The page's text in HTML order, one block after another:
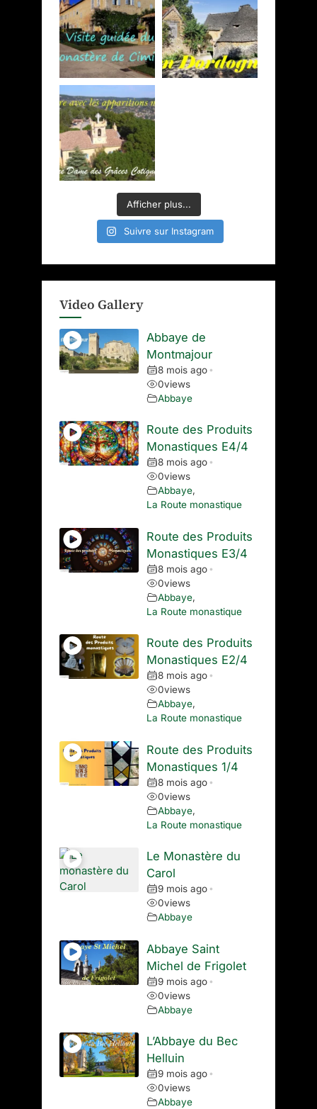
Afficher plus...
Suivre sur Instagram
Video Gallery
Abbaye de
Montmajour
8 mois ago •
0views
Abbaye
Route des Produits
Monastiques E4/4
8 mois ago •
0views
Abbaye,
La Route monastique
Route des Produits
Monastiques E3/4
8 mois ago •
0views
Abbaye,
La Route monastique
Route des Produits
Monastiques E2/4
8 mois ago •
0views
Abbaye,
La Route monastique
Route des Produits
Monastiques 1/4
8 mois ago •
0views
Abbaye,
La Route monastique
Le Monastère du
Carol
9 mois ago •
0views
Abbaye
Abbaye Saint
Michel de Frigolet
9 mois ago •
0views
Abbaye
L’Abbaye du Bec
Helluin
9 mois ago •
0views
Abbaye